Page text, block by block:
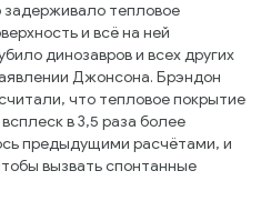
задерживало тепловое
и всё на ней
динозавров и всех других
Джонсона. Брэндон
что тепловое покрытие
в 3,5 раза более
предыдущими расчётами, и
вызвать спонтанные